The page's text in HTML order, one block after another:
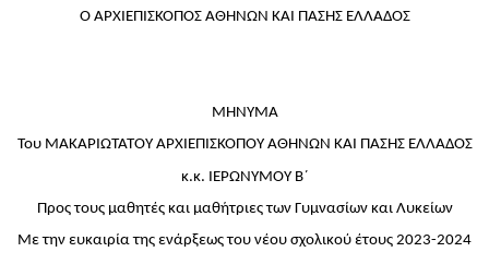
O ΑΡΧΙΕΠΙΣΚΟΠΟΣ ΑΘΗΝΩΝ ΚΑΙ ΠΑΣΗΣ ΕΛΛΑΔΟΣ
ΜΗΝΥΜΑ
Του ΜΑΚΑΡΙΩΤΑΤΟΥ ΑΡΧΙΕΠΙΣΚΟΠΟΥ ΑΘΗΝΩΝ ΚΑΙ ΠΑΣΗΣ ΕΛΛΑΔΟΣ
κ.κ. ΙΕΡΩΝΥΜΟΥ Β΄
Προς τους μαθητές και μαθήτριες των Γυμνασίων και Λυκείων
Με την ευκαιρία της ενάρξεως του νέου σχολικού έτους 2023-2024